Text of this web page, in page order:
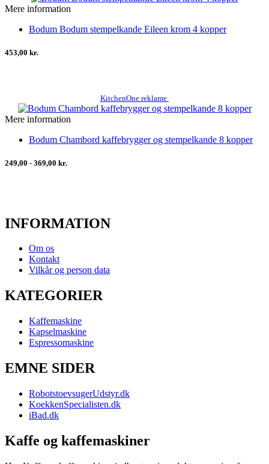
Mere information
Bodum Bodum stempelkande Eileen krom 4 kopper
453,00 kr.
KitchenOne reklame
Mere information
Bodum Chambord kaffebrygger og stempelkande 8 kopper
249,00 - 369,00 kr.
INFORMATION
Om os
Kontakt
Vilkår og person data
KATEGORIER
Kaffemaskine
Kapselmaskine
Espressomaskine
EMNE SIDER
RobotstoevsugerUdstyr.dk
KoekkenSpecialisten.dk
iBad.dk
Kaffe og kaffemaskiner